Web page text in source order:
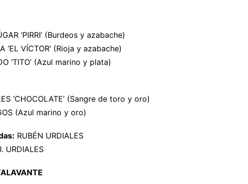
‘PIRRI’ (Burdeos y azabache)
‘EL VÍCTOR’ (Rioja y azabache)
‘TITO’ (Azul marino y plata)
‘CHOCOLATE’ (Sangre de toro y oro)
(Azul marino y oro)
RUBÉN URDIALES
URDIALES